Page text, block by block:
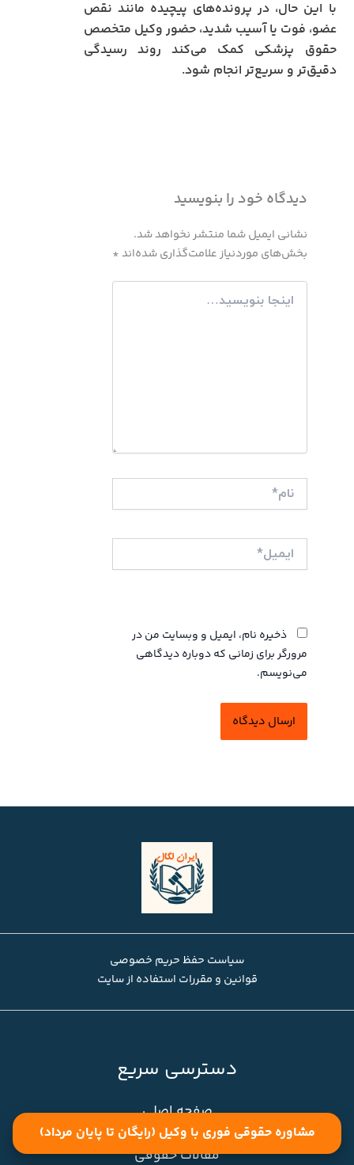
با این حال، در پرونده‌های پیچیده مانند نقص
عضو، فوت یا آسیب شدید، حضور وکیل متخصص
حقوق پزشکی کمک می‌کند روند رسیدگی
دقیق‌تر و سریع‌تر انجام شود.
دیدگاه‌ خود را بنویسید
نشانی ایمیل شما منتشر نخواهد شد.
بخش‌های موردنیاز علامت‌گذاری شده‌اند *
اینجا
بنویسید…
نام*
ایمیل*
ذخیره نام، ایمیل و وبسایت من در
مرورگر برای زمانی که دوباره دیدگاهی
می‌نویسم.
سیاست حفظ حریم خصوصی
قوانین و مقررات استفاده از سایت
دسترسی سریع
صفحه اصلی
مقالات حقوقی
مشاوره حقوقی فوری با وکیل (رایگان تا پایان مرداد)